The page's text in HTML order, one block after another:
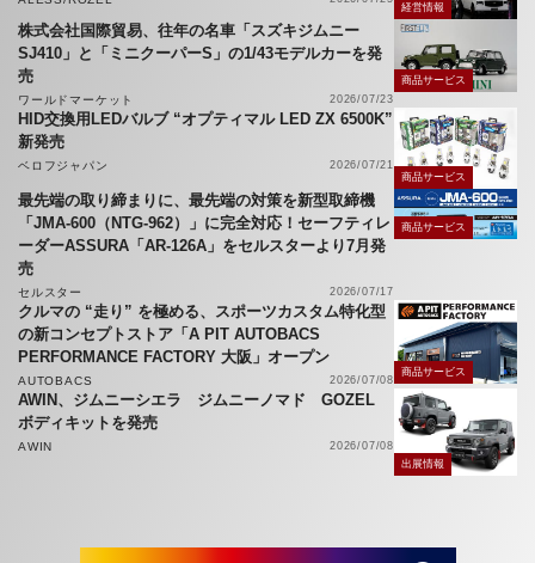
経営情報
株式会社国際貿易、往年の名車「スズキジムニー
SJ410」と「ミニクーパーS」の1/43モデルカーを発
売
ワールドマーケット 2026/07/23
商品サービス
HID交換用LEDバルブ “オプティマル LED ZX 6500K”
新発売
ベロフジャパン
2026/07/21
商品サービス
最先端の取り締まりに、最先端の対策を新型取締機
「JMA-600（NTG-962）」に完全対応！セーフティレ
ーダーASSURA「AR-126A」をセルスターより7月発
売
セルスター 2026/07/17
商品サービス
クルマの “走り” を極める、スポーツカスタム特化型
の新コンセプトストア「A PIT AUTOBACS
PERFORMANCE FACTORY 大阪」オープン
AUTOBACS 2026/07/08
商品サービス
AWIN、ジムニーシエラ ジムニーノマド GOZEL
ボディキットを発売
AWIN
2026/07/08
出展情報